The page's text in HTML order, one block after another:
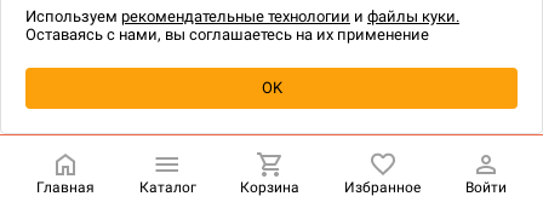
Уведомить о наличии
технологии.
Главная Каталог Корзина Избранное Войти
Используем рекомендательные технологии и файлы куки.
Оставаясь с нами, вы соглашаетесь на их применение
OK